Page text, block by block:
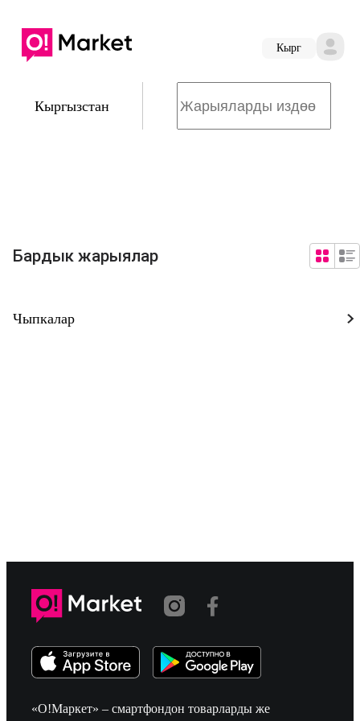
Кырг
Кыргызстан
Бардык жарыялар
Чыпкалар
«О!Маркет» – смартфондон товарларды же